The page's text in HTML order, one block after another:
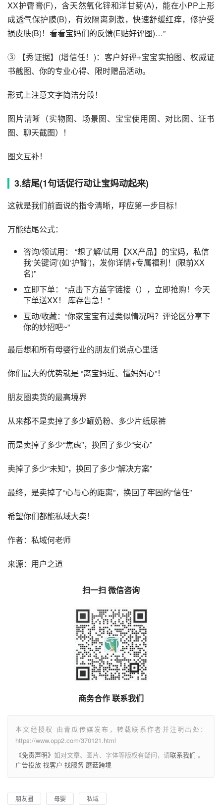
XX护臀膏(F)，含天然氧化锌和洋甘菊(A)，能在小PP上形
成透气保护膜(B)，有效隔离刺激，快速舒缓红痒，修护受
损皮肤(B)！看看宝妈们的反馈(E贴好评图)…”
③ 【秀证据】(增信任！)：客户好评+宝宝实拍图、权威证
书截图、你的专业心得、限时赠品活动。
形式上注意文字简洁分段！
图片清晰（实物图、场景图、宝宝使用图、对比图、证书
图、聊天截图）！
图文互补！
3.结尾(1句话促行动让宝妈动起来)
这就是我们前面说的指令清晰，呼应第一步目标！
万能结尾公式：
咨询/领试用： “想了解/试用【XX产品】的宝妈，私信
我‘关键词’(如‘护臀’)，发你详情+专属福利！(限前XX
名)”
立即下单： “点击下方蓝字链接（），立即抢购！今天
下单送XX！ 库存告急！”
互动/收藏：“你家宝宝有过类似情况吗？评论区分享下
你的妙招吧~”
最后想和所有母婴行业的朋友们说点心里话
你们最大的优势就是 “离宝妈近、懂妈妈心”！
朋友圈卖货的最高境界
从来都不是卖掉了多少罐奶粉、多少片纸尿裤
而是卖掉了多少“焦虑”，换回了多少“安心”
卖掉了多少“未知”，换回了多少“解决方案”
最终，是卖掉了“心与心的距离”，换回了牢固的“信任”
希望你们都能私域大卖！
作者：私域何老师
来源：用户之道
扫一扫 微信咨询
商务合作 联系我们
本文经授权 由青瓜传媒发布，转载联系作者并注明出处：
https://www.opp2.com/370121.html
《免责声明》 如对文章、图片、字体等版权有疑问，请联系我们 。
广告投放 找客户 找服务 蘑菇跨境
朋友圈 母婴 私域